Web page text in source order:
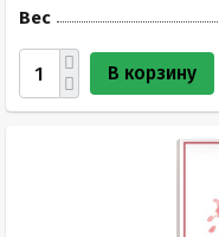
Вес
В корзину